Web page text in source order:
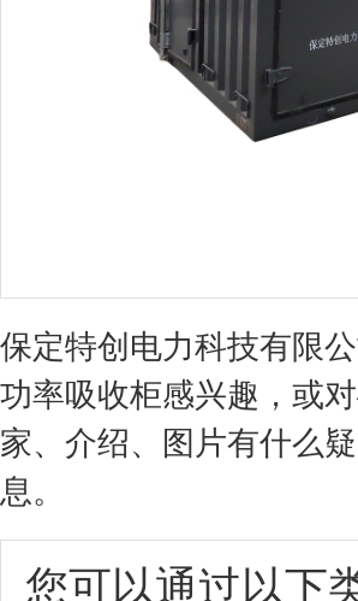
保定特创电力科技有限
功率吸收柜感兴趣，或
家、介绍、图片有什么
息。
您可以通过以下